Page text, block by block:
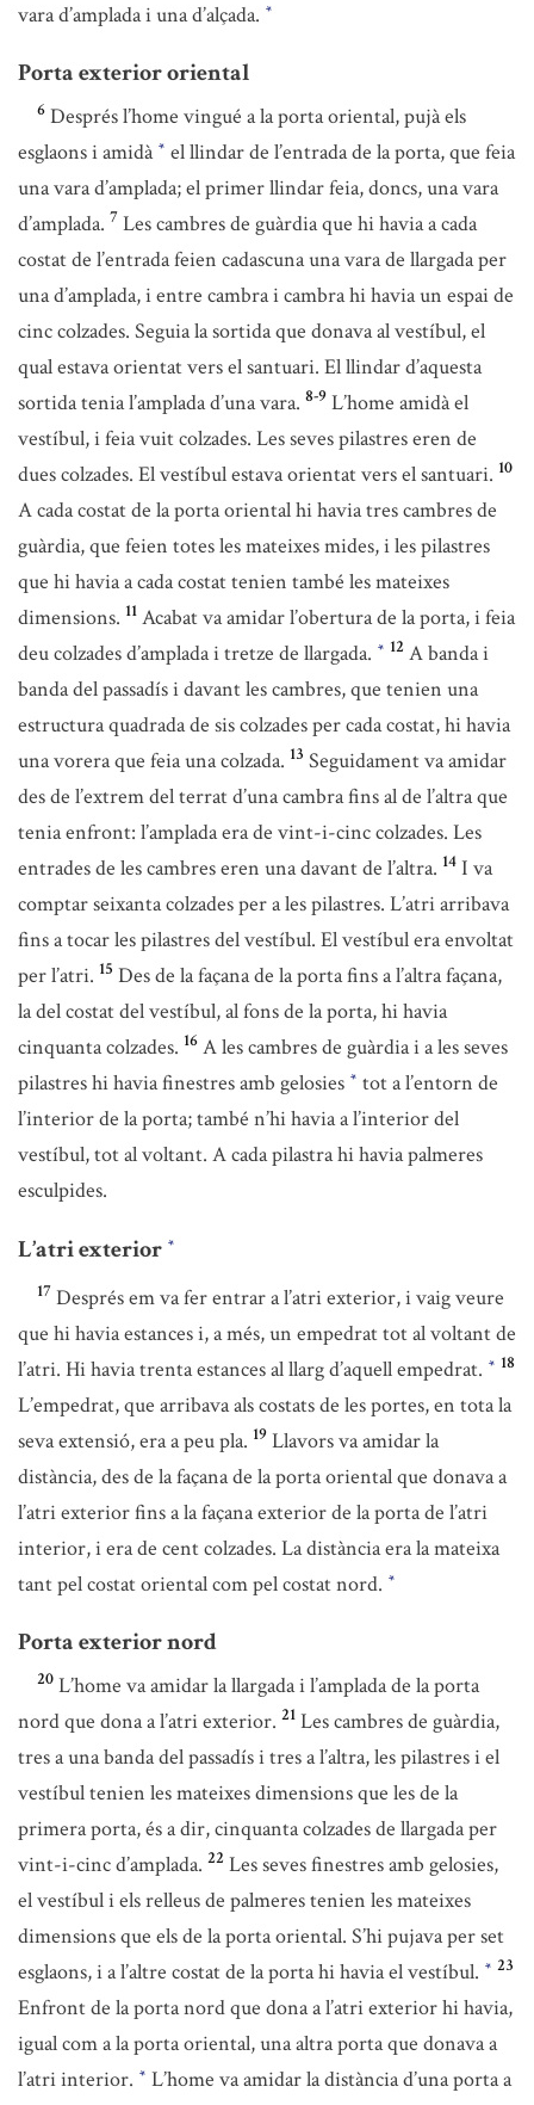
vara d’amplada i una d’alçada. *
Porta exterior oriental
6 Després l’home vingué a la porta oriental, pujà els
esglaons i amidà * el llindar de l’entrada de la porta, que feia
una vara d’amplada; el primer llindar feia, doncs, una vara
d’amplada. 7 Les cambres de guàrdia que hi havia a cada
costat de l’entrada feien cadascuna una vara de llargada per
una d’amplada, i entre cambra i cambra hi havia un espai de
cinc colzades. Seguia la sortida que donava al vestíbul, el
qual estava orientat vers el santuari. El llindar d’aquesta
sortida tenia l’amplada d’una vara. 8-9 L’home amidà el
vestíbul, i feia vuit colzades. Les seves pilastres eren de
dues colzades. El vestíbul estava orientat vers el santuari. 10
A cada costat de la porta oriental hi havia tres cambres de
guàrdia, que feien totes les mateixes mides, i les pilastres
que hi havia a cada costat tenien també les mateixes
dimensions. 11 Acabat va amidar l’obertura de la porta, i feia
deu colzades d’amplada i tretze de llargada. * 12 A banda i
banda del passadís i davant les cambres, que tenien una
estructura quadrada de sis colzades per cada costat, hi havia
una vorera que feia una colzada. 13 Seguidament va amidar
des de l’extrem del terrat d’una cambra fins al de l’altra que
tenia enfront: l’amplada era de vint-i-cinc colzades. Les
entrades de les cambres eren una davant de l’altra. 14 I va
comptar seixanta colzades per a les pilastres. L’atri arribava
fins a tocar les pilastres del vestíbul. El vestíbul era envoltat
per l’atri. 15 Des de la façana de la porta fins a l’altra façana,
la del costat del vestíbul, al fons de la porta, hi havia
cinquanta colzades. 16 A les cambres de guàrdia i a les seves
pilastres hi havia finestres amb gelosies * tot a l’entorn de
l’interior de la porta; també n’hi havia a l’interior del
vestíbul, tot al voltant. A cada pilastra hi havia palmeres
esculpides.
L’atri exterior *
17 Després em va fer entrar a l’atri exterior, i vaig veure
que hi havia estances i, a més, un empedrat tot al voltant de
l’atri. Hi havia trenta estances al llarg d’aquell empedrat. * 18
L’empedrat, que arribava als costats de les portes, en tota la
seva extensió, era a peu pla. 19 Llavors va amidar la
distància, des de la façana de la porta oriental que donava a
l’atri exterior fins a la façana exterior de la porta de l’atri
interior, i era de cent colzades. La distància era la mateixa
tant pel costat oriental com pel costat nord. *
Porta exterior nord
20 L’home va amidar la llargada i l’amplada de la porta
nord que dona a l’atri exterior. 21 Les cambres de guàrdia,
tres a una banda del passadís i tres a l’altra, les pilastres i el
vestíbul tenien les mateixes dimensions que les de la
primera porta, és a dir, cinquanta colzades de llargada per
vint-i-cinc d’amplada. 22 Les seves finestres amb gelosies,
el vestíbul i els relleus de palmeres tenien les mateixes
dimensions que els de la porta oriental. S’hi pujava per set
esglaons, i a l’altre costat de la porta hi havia el vestíbul. * 23
Enfront de la porta nord que dona a l’atri exterior hi havia,
igual com a la porta oriental, una altra porta que donava a
l’atri interior. * L’home va amidar la distància d’una porta a